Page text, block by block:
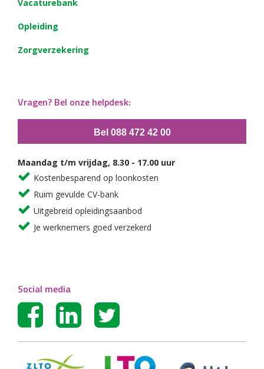
Vacaturebank
Opleiding
Zorgverzekering
Vragen? Bel onze helpdesk:
Bel 088 472 42 00
Maandag t/m vrijdag, 8.30 - 17.00 uur
Kostenbesparend op loonkosten
Ruim gevulde CV-bank
Uitgebreid opleidingsaanbod
Je werknemers goed verzekerd
Social media